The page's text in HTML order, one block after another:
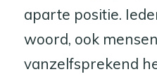
aparte positie.
woord, ook
vanzelfsprekend